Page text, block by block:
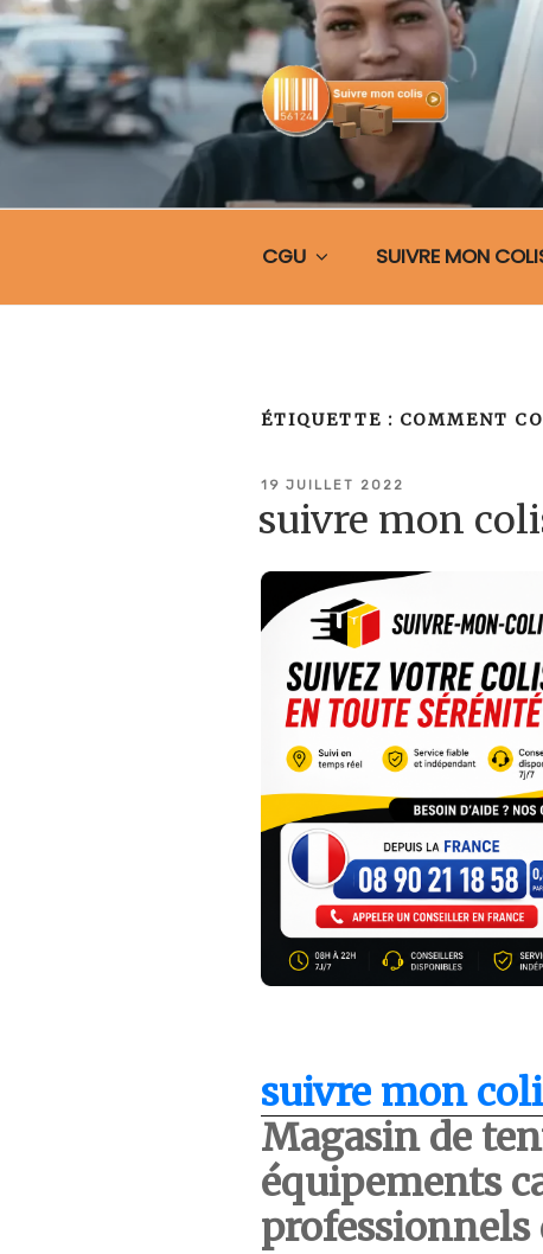
Aller
au
contenu
principal
SUIVRE
CGU SUIVRE MON
ÉTIQUETTE : COMMENT
PUBLIÉ
19 JUILLET 2022
suivre mon
suivre mon
Magasin de
équipements
professionnels